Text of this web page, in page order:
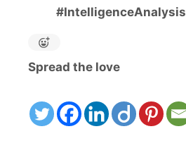
#IntelligenceAnalysis
Spread the love